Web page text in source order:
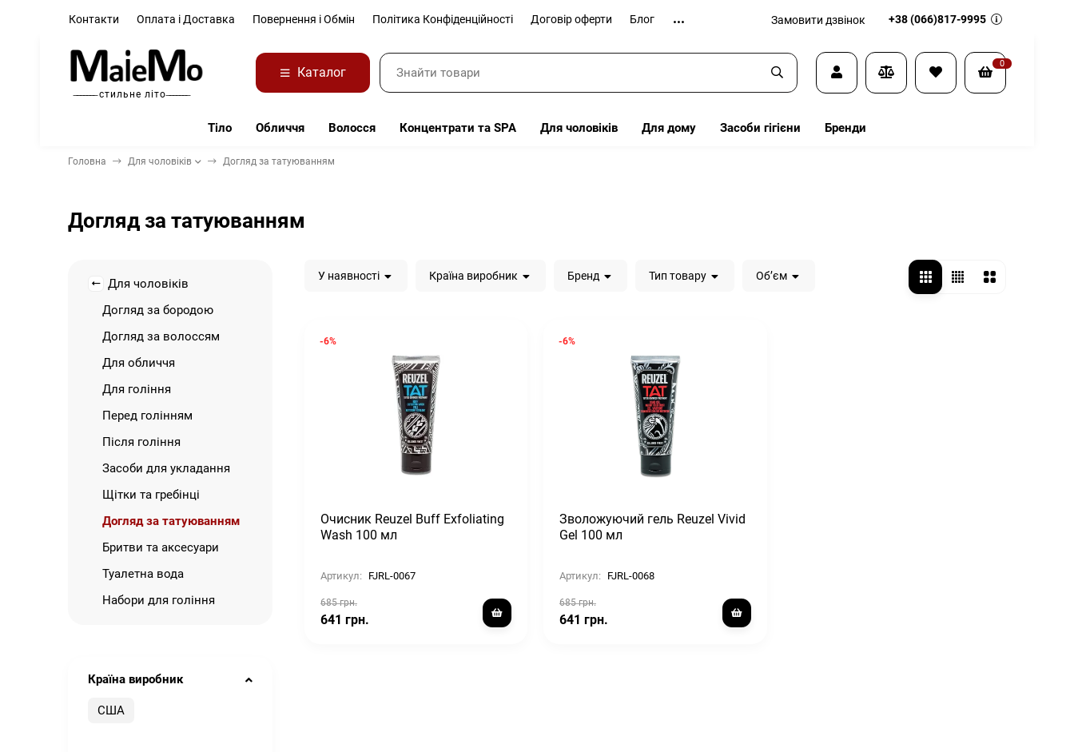
Контакти Оплата і Доставка Повернення і Обмін Політика Конфіденційності Договір оферти Блог Замовити дзвінок +38 (066)817-9995
̶ ̶ ̶ ̶ ̶ ̶ ̶ стильне літо ̶ ̶ ̶ ̶ ̶ ̶ ̶
Каталог
0
Бренди
Засоби гігієни
Для дому
Для чоловіків
Концентрати та SPA
Волосся
Обличчя
Тіло
Головна Для чоловіків Догляд за татуюванням
Догляд за татуюванням
У наявності Країна виробник Бренд Тип товару Обʼєм
-6%
Очисник Reuzel Buff Exfoliating
Wash 100 мл
Артикул: FJRL-0067
685 грн.
641 грн.
-6%
Зволожуючий гель Reuzel Vivid
Gel 100 мл
Артикул: FJRL-0068
685 грн.
641 грн.
Для чоловіків
Догляд за бородою
Догляд за волоссям
Для обличчя
Для гоління
Перед голінням
Після гоління
Засоби для укладання
Щітки та гребінці
Догляд за татуюванням
Бритви та аксесуари
Туалетна вода
Набори для гоління
Країна виробник
США